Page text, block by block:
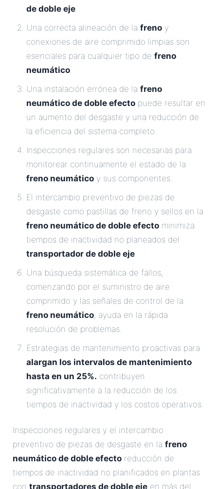
de doble eje.
Una correcta alineación de la freno y
conexiones de aire comprimido limpias son
esenciales para cualquier tipo de freno
neumático.
Una instalación errónea de la freno
neumático de doble efecto puede resultar en
un aumento del desgaste y una reducción de
la eficiencia del sistema completo.
Inspecciones regulares son necesarias para
monitorear continuamente el estado de la
freno neumático y sus componentes.
El intercambio preventivo de piezas de
desgaste como pastillas de freno y sellos en la
freno neumático de doble efecto minimiza
tiempos de inactividad no planeados del
transportador de doble eje.
Una búsqueda sistemática de fallos,
comenzando por el suministro de aire
comprimido y las señales de control de la
freno neumático, ayuda en la rápida
resolución de problemas.
Estrategias de mantenimiento proactivas para
alargan los intervalos de mantenimiento
hasta en un 25%. contribuyen
significativamente a la reducción de los
tiempos de inactividad y los costos operativos.
Inspecciones regulares y el intercambio
preventivo de piezas de desgaste en la freno
neumático de doble efecto reducción de
tiempos de inactividad no planificados en plantas
con transportadores de doble eje en más del